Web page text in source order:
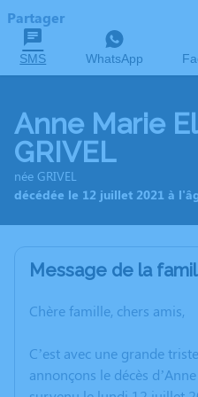
Partager
SMS WhatsApp
Anne Marie
GRIVEL
née GRIVEL
décédée le 12 juillet 2021 à
Message de la
Chère famille, chers amis,
C’est avec une grande
annonçons le décès